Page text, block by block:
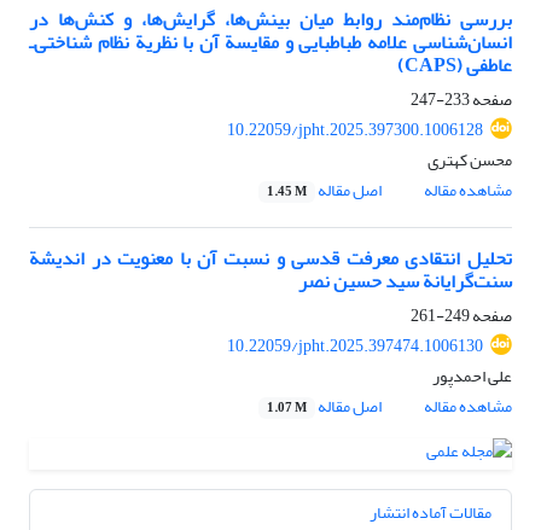
بررسی نظام‌مند روابط میان بینش‌ها، گرایش‌ها، و کنش‌ها در
انسان‌شناسی علامه طباطبایی و مقایسة آن با نظریة نظام شناختی‌ـ
عاطفی (CAPS)
صفحه233-247
10.22059/jpht.2025.397300.1006128
محسن کهتری
مشاهده مقاله
اصل مقاله 1.45 M
تحلیل انتقادی معرفت قدسی و نسبت آن با معنویت در اندیشة
سنت‌گرایانة سید حسین نصر
صفحه249-261
10.22059/jpht.2025.397474.1006130
علی احمدپور
مشاهده مقاله
اصل مقاله 1.07 M
مقالات آماده انتشار